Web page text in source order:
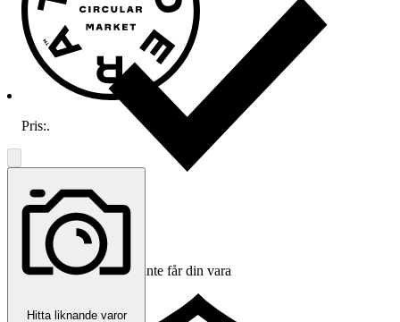
Ersättning om du inte får din vara
Pris:.
Hitta liknande varor